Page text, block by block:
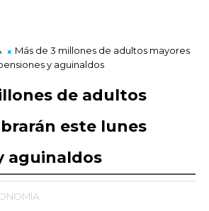
Más de 3 millones de adultos mayores
y aguinaldos
de adultos
este lunes
aguinaldos